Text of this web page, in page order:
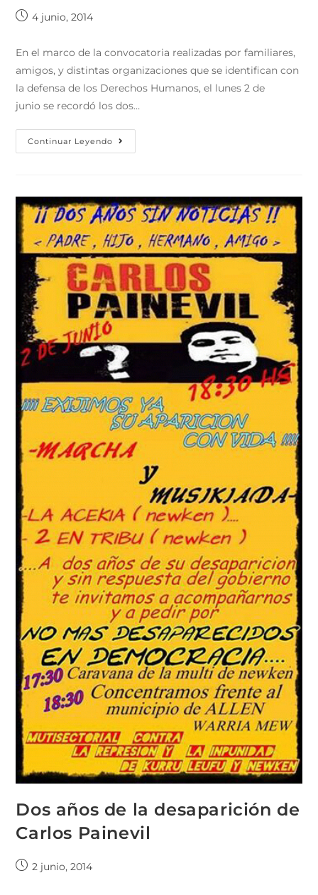
4 junio, 2014
En el marco de la convocatoria realizadas por familiares,
amigos, y distintas organizaciones que se identifican con
la defensa de los Derechos Humanos, el lunes 2 de
junio se recordó los dos…
Continuar Leyendo
Dos años de la desaparición de
Carlos Painevil
2 junio, 2014